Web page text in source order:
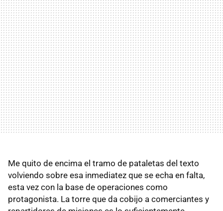
Me quito de encima el tramo de pataletas del texto
volviendo sobre esa inmediatez que se echa en falta,
esta vez con la base de operaciones como
protagonista. La torre que da cobijo a comerciantes y